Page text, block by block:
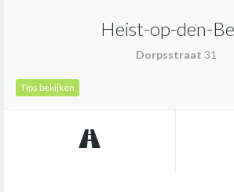
Heist-op-den-
Dorpsstraat 31
Tips bekijken